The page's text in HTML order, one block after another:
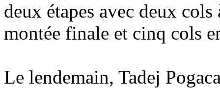
deux étapes avec deux
montée finale et cinq cols
Le lendemain, Tadej